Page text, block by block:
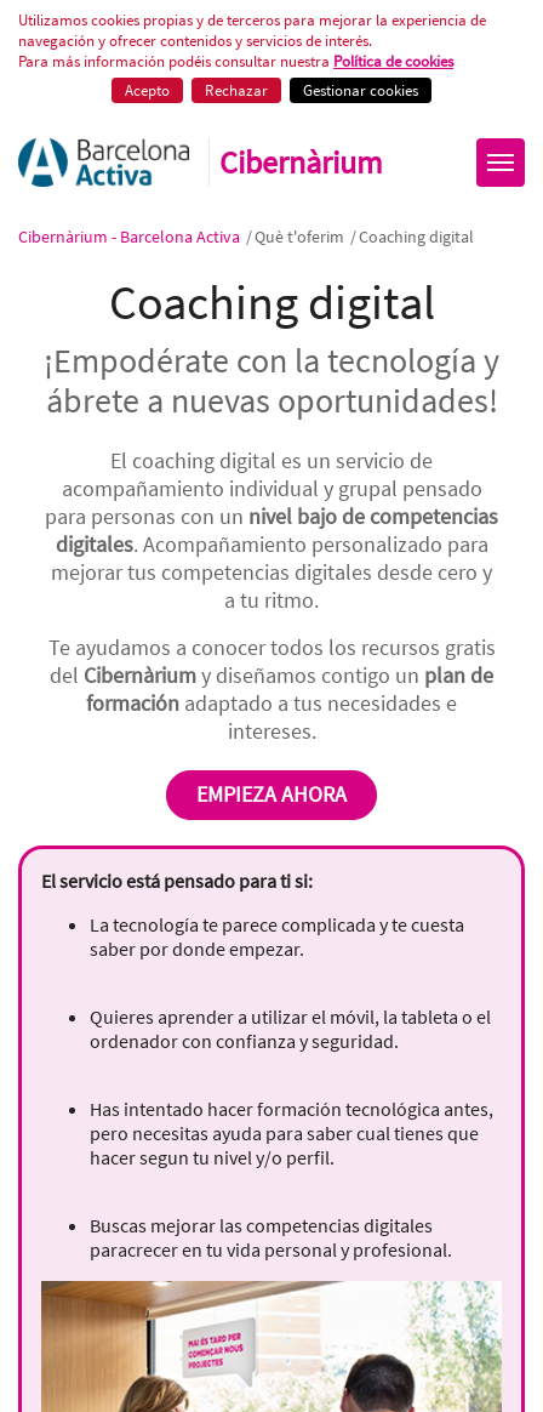
Coaching digital
Utilizamos cookies propias y de terceros para mejorar la experiencia de
navegación y ofrecer contenidos y servicios de interés.
Para más información podéis consultar nuestra Política de cookies
Acepto
Rechazar Gestionar cookies
Cibernàrium
Cibernàrium - Barcelona Activa /Què t'oferim /Coaching digital
Coaching digital
¡Empodérate con la tecnología y
ábrete a nuevas oportunidades!
El coaching digital es un servicio de
acompañamiento individual y grupal pensado
para personas con un nivel bajo de competencias
digitales. Acompañamiento personalizado para
mejorar tus competencias digitales desde cero y
a tu ritmo.
Te ayudamos a conocer todos los recursos gratis
del Cibernàriumy diseñamos contigo un plan de
formación adaptado a tus necesidades e
intereses.
EMPIEZA AHORA
El servicio está pensado para ti si:
La tecnología te parece complicada y te cuesta
saber por donde empezar.
Quieres aprender a utilizar el móvil, la tableta o el
ordenador con confianza y seguridad.
Has intentado hacer formación tecnológica antes,
pero necesitas ayuda para saber cual tienes que
hacer segun tu nivel y/o perfil.
Buscas mejorar las competencias digitales
paracrecer en tu vida personal y profesional.